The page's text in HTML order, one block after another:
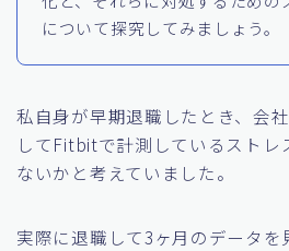
について探究してみましょう。
私自身が早期退職したとき、会
してFitbitで計測しているストレ
ないかと考えていました。
実際に退職して3ヶ月のデータを